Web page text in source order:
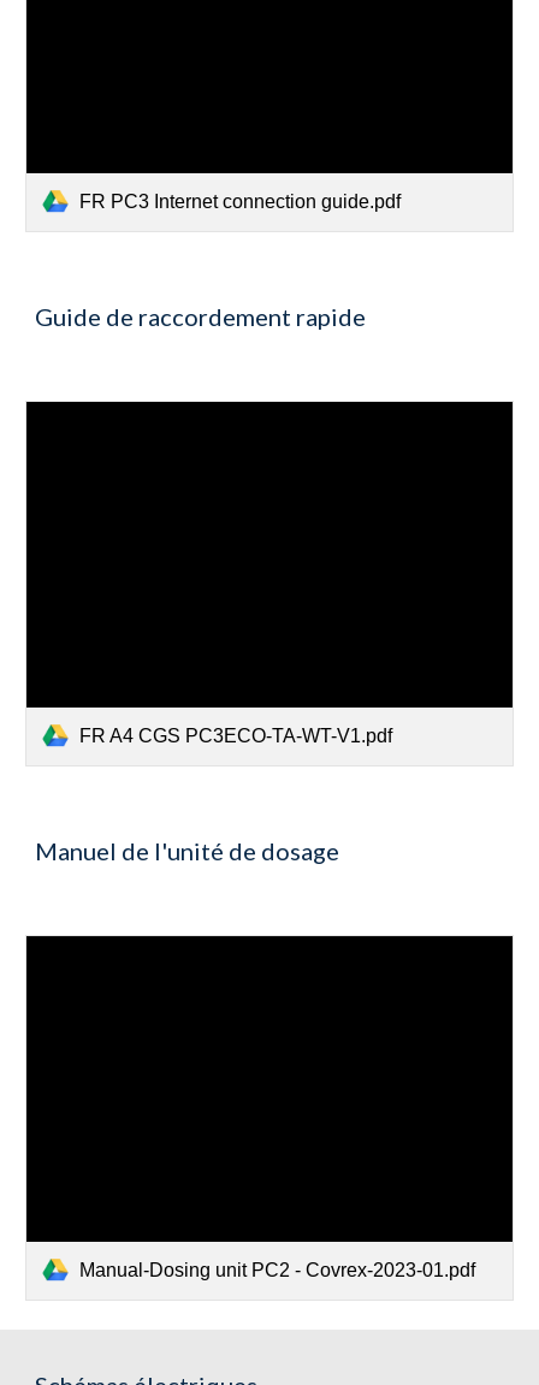
FR PC3 Internet connection guide.pdf
Guide de raccordement rapide
FR A4 CGS PC3ECO-TA-WT-V1.pdf
Manuel de l'unité de dosage
Manual-Dosing unit PC2 - Covrex-2023-01.pdf